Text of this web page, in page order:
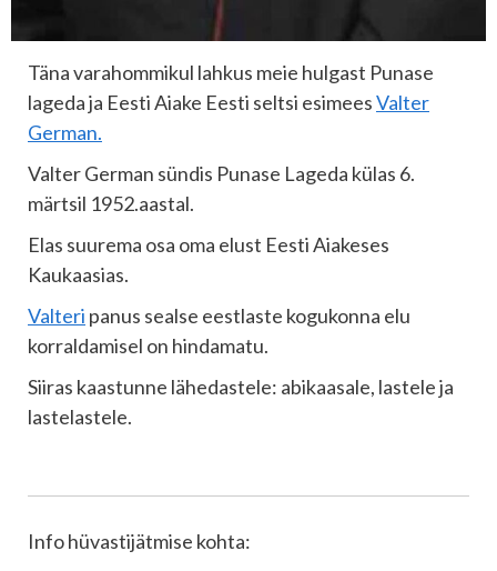
Täna varahommikul lahkus meie hulgast Punase
lageda ja Eesti Aiake Eesti seltsi esimeesValter
German.
Valter German sündis Punase Lageda külas 6.
märtsil 1952.aastal.
Elas suurema osa oma elust Eesti Aiakeses
Kaukaasias.
Valteri panus sealse eestlaste kogukonna elu
korraldamisel on hindamatu.
Siiras kaastunne lähedastele: abikaasale, lastele ja
lastelastele.
Info hüvastijätmise kohta: